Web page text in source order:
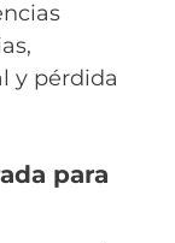
y pérdida
para